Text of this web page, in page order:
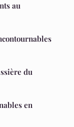
au
du
en